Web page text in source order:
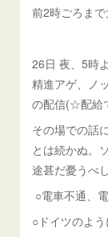
前2時ごろまで
26日 夜、5時
精進アゲ、ノ
の配信(☆配給
その場での話
とは続かぬ。
途甚だ憂うべし
○電車不通、
○ドイツのよう